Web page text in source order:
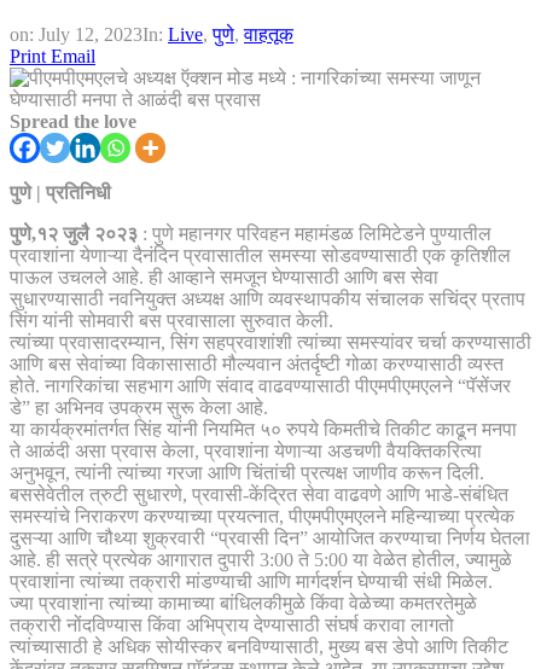
on: July 12, 2023In: Live,पुणे,वाहतूक
Print Email
Spread the love
पुणे | प्रतिनिधी
पुणे,१२ जुलै २०२३ : पुणे महानगर परिवहन महामंडळ लिमिटेडने पुण्यातील
प्रवाशांना येणाऱ्या दैनंदिन प्रवासातील समस्या सोडवण्यासाठी एक कृतिशील
पाऊल उचलले आहे. ही आव्हाने समजून घेण्यासाठी आणि बस सेवा
सुधारण्यासाठी नवनियुक्त अध्यक्ष आणि व्यवस्थापकीय संचालक सचिंद्र प्रताप
सिंग यांनी सोमवारी बस प्रवासाला सुरुवात केली.
त्यांच्या प्रवासादरम्यान, सिंग सहप्रवाशांशी त्यांच्या समस्यांवर चर्चा करण्यासाठी
आणि बस सेवांच्या विकासासाठी मौल्यवान अंतर्दृष्टी गोळा करण्यासाठी व्यस्त
होते. नागरिकांचा सहभाग आणि संवाद वाढवण्यासाठी पीएमपीएमएलने “पॅसेंजर
डे” हा अभिनव उपक्रम सुरू केला आहे.
या कार्यक्रमांतर्गत सिंह यांनी नियमित ५० रुपये किमतीचे तिकीट काढून मनपा
ते आळंदी असा प्रवास केला, प्रवाशांना येणाऱ्या अडचणी वैयक्तिकरित्या
अनुभवून, त्यांनी त्यांच्या गरजा आणि चिंतांची प्रत्यक्ष जाणीव करून दिली.
बससेवेतील त्रुटी सुधारणे, प्रवासी-केंद्रित सेवा वाढवणे आणि भाडे-संबंधित
समस्यांचे निराकरण करण्याच्या प्रयत्नात, पीएमपीएमएलने महिन्याच्या प्रत्येक
दुसऱ्या आणि चौथ्या शुक्रवारी “प्रवासी दिन” आयोजित करण्याचा निर्णय घेतला
आहे. ही सत्रे प्रत्येक आगारात दुपारी 3:00 ते 5:00 या वेळेत होतील, ज्यामुळे
प्रवाशांना त्यांच्या तक्रारी मांडण्याची आणि मार्गदर्शन घेण्याची संधी मिळेल.
ज्या प्रवाशांना त्यांच्या कामाच्या बांधिलकीमुळे किंवा वेळेच्या कमतरतेमुळे
तक्रारी नोंदविण्यास किंवा अभिप्राय देण्यासाठी संघर्ष करावा लागतो
त्यांच्यासाठी हे अधिक सोयीस्कर बनविण्यासाठी, मुख्य बस डेपो आणि तिकीट